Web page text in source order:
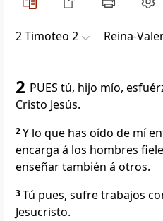
2 Timoteo 2 Reina-
2 PUES tú, hijo mío,
Cristo Jesús.
2Y lo que has oído de mí
encarga á los hombres
enseñar también á otros.
3Tú pues, sufre trabajos
Jesucristo.